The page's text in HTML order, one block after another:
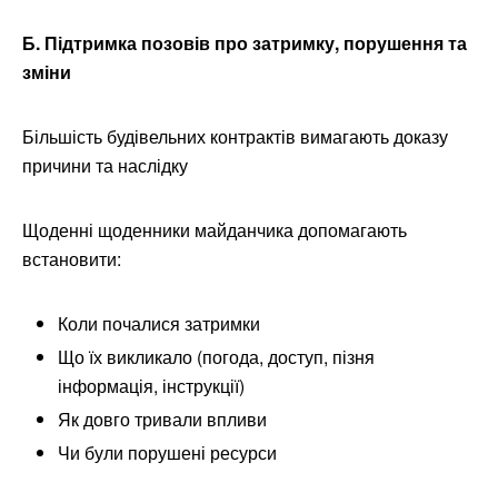
Б. Підтримка позовів про затримку, порушення та
зміни
Більшість будівельних контрактів вимагають доказу
причини та наслідку
Щоденні щоденники майданчика допомагають
встановити:
Коли почалися затримки
Що їх викликало (погода, доступ, пізня
інформація, інструкції)
Як довго тривали впливи
Чи були порушені ресурси